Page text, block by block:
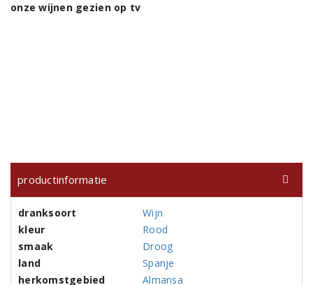
onze wijnen gezien op tv
productinformatie
dranksoort
Wijn
kleur
Rood
smaak
Droog
land
Spanje
herkomstgebied
Almansa